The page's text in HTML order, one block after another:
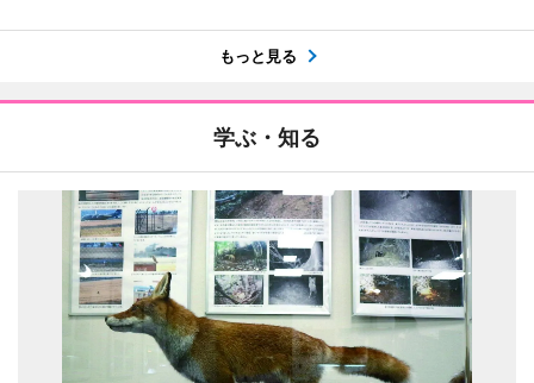
もっと見る
学ぶ・知る